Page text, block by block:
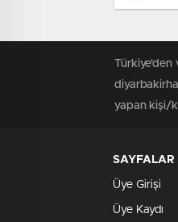
Türkiye'den
yapan kişi/
SAYFALAR
Üye Girişi
Üye Kaydı